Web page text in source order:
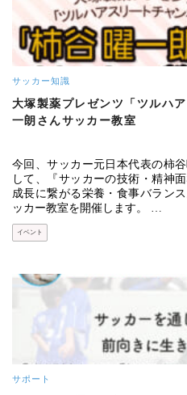
サッカー知識
大塚製薬プレゼンツ「ツルハ
一朗さんサッカー教室
今回、サッカー元日本代表の柿
して、『サッカーの技術・精神
成長に繋がる栄養・食事バラン
ッカー教室を開催します。 …
イベント
サポート